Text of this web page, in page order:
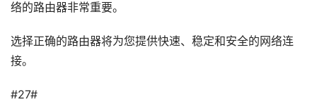
络的路由器非常重要。
选择正确的路由器将为您提供快速、稳定和安全的网络连
接。
#27#